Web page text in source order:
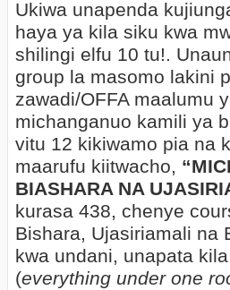
Ukiwa unapenda
haya ya kila siku kwa
shilingi elfu 10 tu!.
group la masomo lakini
zawadi/OFFA maalumu
michanganuo kamili ya
vitu 12 kikiwamo pia na
maarufu kiitwacho,
BIASHARA NA
kurasa 438, chenye
Bishara, Ujasiriamali na
kwa undani, unapata
(everything under one